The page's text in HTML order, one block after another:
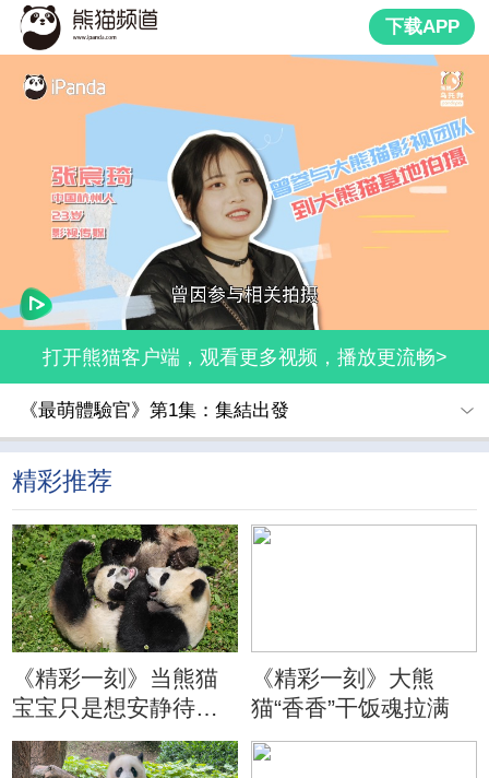
下载APP
打开熊猫客户端，观看更多视频，播放更流畅>
《最萌體驗官》第1集：集結出發
精彩推荐
《精彩一刻》当熊猫
宝宝只是想安静待会
儿
《精彩一刻》大熊
猫“香香”干饭魂拉满